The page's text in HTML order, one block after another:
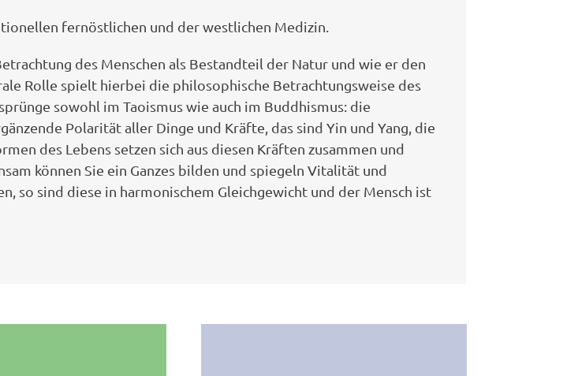
fernöstlichen und der westlichen Medizin.
des Menschen als Bestandteil der Natur und wie er den
Rolle spielt hierbei die philosophische Betrachtungsweise des
sowohl im Taoismus wie auch im Buddhismus: die
Polarität aller Dinge und Kräfte, das sind Yin und Yang, die
des Lebens setzen sich aus diesen Kräften zusammen und
können Sie ein Ganzes bilden und spiegeln Vitalität und
so sind diese in harmonischem Gleichgewicht und der Mensch ist